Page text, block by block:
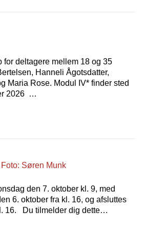
deltagere mellem 18 og 35
Hanneli Ågotsdatter,
Maria Rose. Modul IV* finder sted
2026 …
den 7. oktober kl. 9, med
6. oktober fra kl. 16, og afsluttes
16. Du tilmelder dig dette…